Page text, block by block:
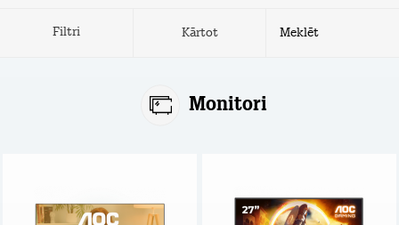
Filtri Kārtot
Monitori